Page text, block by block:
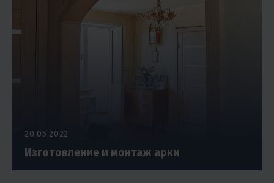
20.05.2022
Изготовление и монтаж арки